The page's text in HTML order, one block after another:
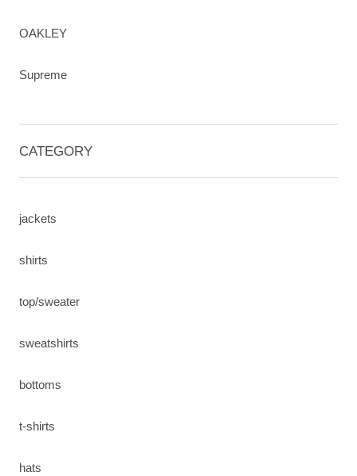
OAKLEY
Supreme
CATEGORY
jackets
shirts
top/sweater
sweatshirts
bottoms
t-shirts
hats